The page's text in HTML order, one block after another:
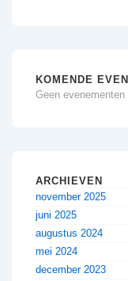
KOMENDE
Geen evenementen
ARCHIEVEN
november 2025
juni 2025
augustus 2024
mei 2024
december 2023